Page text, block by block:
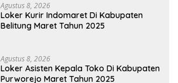
Agustus 8, 2026
Loker Kurir Indomaret Di Kabupaten
Belitung Maret Tahun 2025
Agustus 8, 2026
Loker Asisten Kepala Toko Di Kabupaten
Purworejo Maret Tahun 2025